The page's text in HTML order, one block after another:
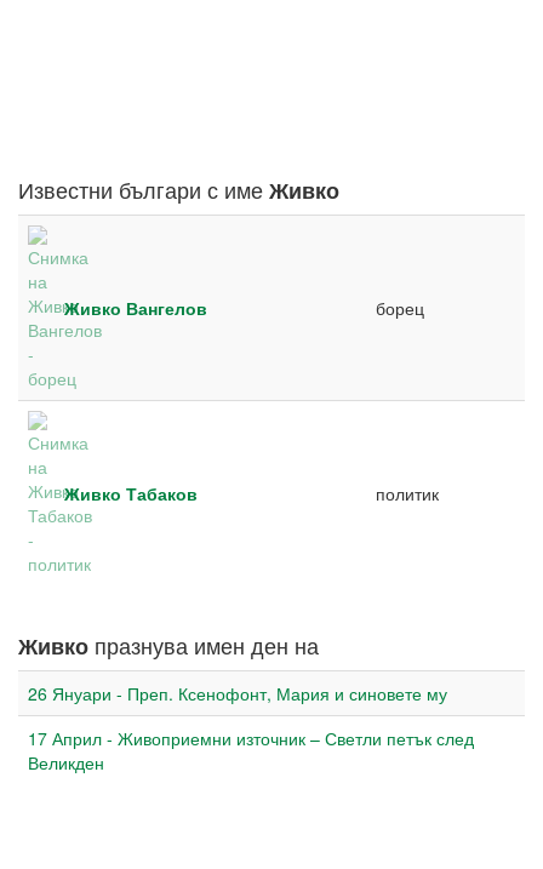
Известни българи с имеЖивко
Живко Вангелов борец
Живко Табаков политик
Живко празнува имен ден на
26 Януари - Преп. Ксенофонт, Мария и синовете му
17 Април - Живоприемни източник – Светли петък след
Великден